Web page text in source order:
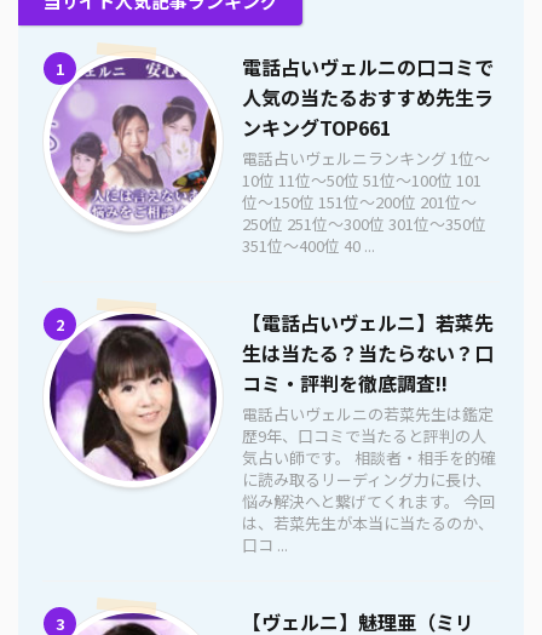
1
電話占いヴェルニの口コミで
人気の当たるおすすめ先生ラ
ンキングTOP661
電話占いヴェルニランキング 1位〜
10位 11位〜50位 51位〜100位 101
位〜150位 151位〜200位 201位〜
250位 251位〜300位 301位〜350位
351位〜400位 40 ...
2
【電話占いヴェルニ】若菜先
生は当たる？当たらない？口
コミ・評判を徹底調査!!
電話占いヴェルニの若菜先生は鑑定
歴9年、口コミで当たると評判の人
気占い師です。 相談者・相手を的確
に読み取るリーディング力に長け、
悩み解決へと繋げてくれます。 今回
は、若菜先生が本当に当たるのか、
口コ ...
3
【ヴェルニ】魅理亜（ミリ